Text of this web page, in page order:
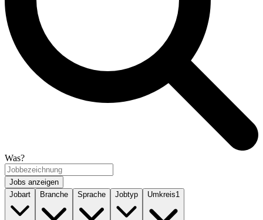
Was?
Jobs anzeigen
Jobart
Branche Sprache Jobtyp Umkreis1